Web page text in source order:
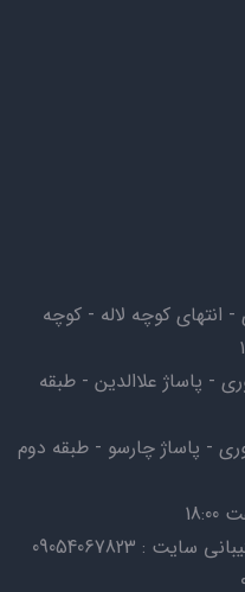
انتهای کوچه لاله - کوچه
- پاساژ علاالدین - طبقه
- پاساژ چارسو - طبقه دوم
: 09054067823